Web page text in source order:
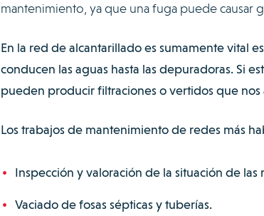
mantenimiento, ya que una fuga puede causar
En la red de alcantarillado es sumamente vital
conducen las aguas hasta las depuradoras. Si
pueden producir filtraciones o vertidos que nos
Los trabajos de mantenimiento de redes más
Inspección y valoración de la situación de las
Vaciado de fosas sépticas y tuberías.